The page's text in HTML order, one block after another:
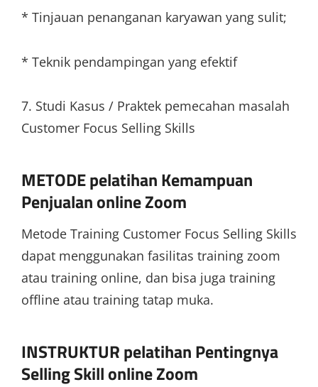
* Tinjauan penanganan karyawan yang sulit;
* Teknik pendampingan yang efektif
7. Studi Kasus / Praktek pemecahan masalah
Customer Focus Selling Skills
METODE pelatihan Kemampuan
Penjualan online Zoom
Metode Training Customer Focus Selling Skills
dapat menggunakan fasilitas training zoom
atau training online, dan bisa juga training
offline atau training tatap muka.
INSTRUKTUR pelatihan Pentingnya
Selling Skill online Zoom